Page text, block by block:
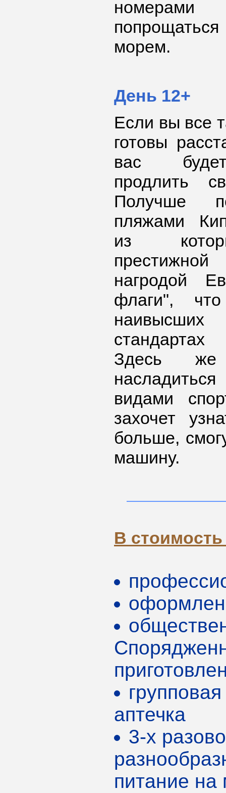
морем.
День 12+
Если вы все
готовы
вас
продлить
Получше
пляжами
из
нагродой
флаги",
наивысших
стандартах
Здесь
видами
захочет
больше,
машину.
В
аптечка
3-х
питание